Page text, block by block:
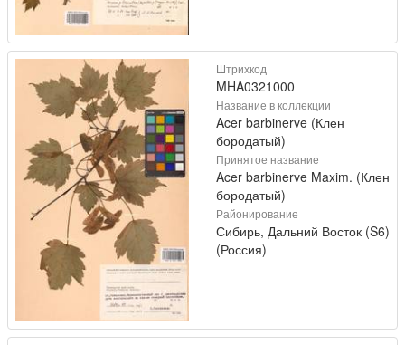
Штрихкод
MHA0321000
Название в коллекции
Acer barbinerve (Клен
бородатый)
Принятое название
Acer barbinerve Maxim. (Клен
бородатый)
Районирование
Сибирь, Дальний Восток (S6)
(Россия)